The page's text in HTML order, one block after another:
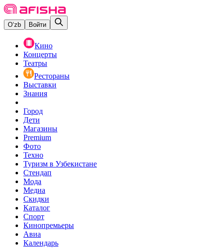
O‘zb Войти
Кино
Концерты
Театры
Рестораны
Выставки
Знания
Город
Дети
Магазины
Premium
Фото
Техно
Туризм в Узбекистане
Стендап
Мода
Медиа
Скидки
Каталог
Спорт
Кинопремьеры
Авиа
Календарь